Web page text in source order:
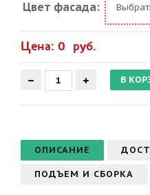
Цвет фасада:
Цена: 0 руб.
ОПИСАНИЕ
ПОДЪЕМ И СБОРКА